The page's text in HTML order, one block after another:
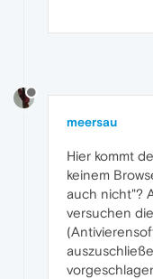
meersau
Hier kommt
keinem
auch nicht"?
versuchen